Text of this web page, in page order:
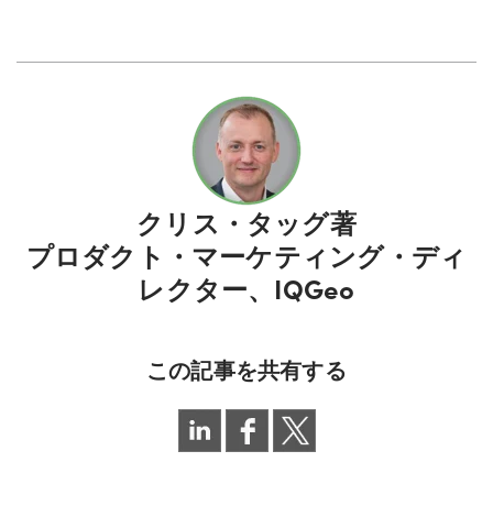
クリス・タッグ著
プロダクト・マーケティング・ディ
レクター、IQGeo
この記事を共有する